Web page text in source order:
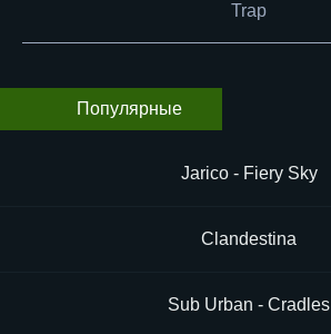
Trap
Популярные
Jarico - Fiery Sky
Clandestina
Sub Urban - Cradles